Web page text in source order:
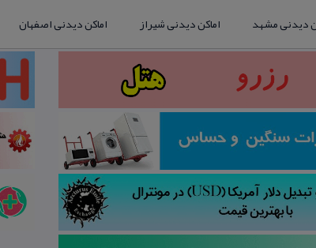
دیدنی مشهد اماکن دیدنی شیراز اماکن دیدنی اصفهان